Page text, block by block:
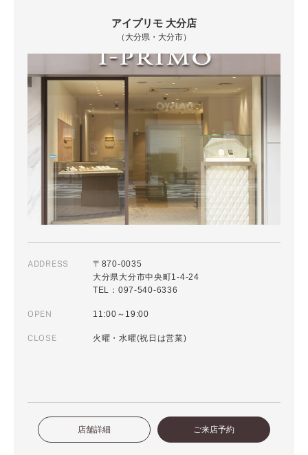
アイプリモ 大分店
（大分県・大分市）
ADDRESS
〒870-0035
大分県大分市中央町1-4-24
TEL：097-540-6336
OPEN 11:00～19:00
CLOSE 火曜・水曜(祝日は営業)
店舗詳細 ご来店予約